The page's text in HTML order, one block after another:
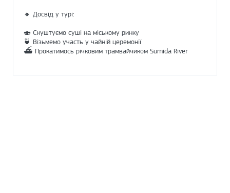
🔸 Досвід у турі:
🍣 Скуштуємо суші на міському ринку
🍵 Візьмемо участь у чайній церемонії
⛴ Прокатимось річковим трамвайчиком Sumida River